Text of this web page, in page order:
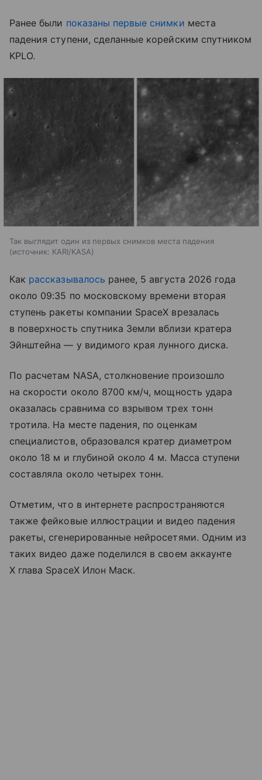
Ранее были показаны первые снимки места
падения ступени, сделанные корейским спутником
KPLO.
Так выглядит один из первых снимков места падения
источник: KARI/KASA
Как рассказывалось ранее, 5 августа 2026 года
около 09:35 по московскому времени вторая
ступень ракеты компании SpaceX врезалась
в поверхность спутника Земли вблизи кратера
Эйнштейна — у видимого края лунного диска.
По расчетам NASA, столкновение произошло
на скорости около 8700 км/ч, мощность удара
оказалась сравнима со взрывом трех тонн
тротила. На месте падения, по оценкам
специалистов, образовался кратер диаметром
около 18 м и глубиной около 4 м. Масса ступени
составляла около четырех тонн.
Отметим, что в интернете распространяются
также фейковые иллюстрации и видео падения
ракеты, сгенерированные нейросетями. Одним из
таких видео даже поделился в своем аккаунте
X глава SpaceX Илон Маск.